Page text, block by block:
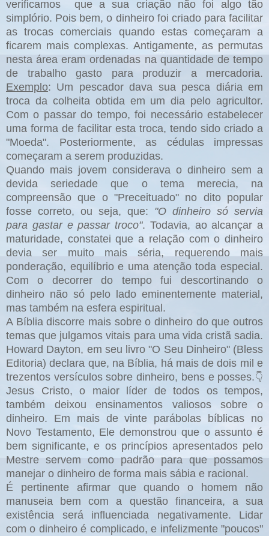
verificamos que a sua criação não foi algo tão
simplório. Pois bem, o dinheiro foi criado para facilitar
as trocas comerciais quando estas começaram a
ficarem mais complexas. Antigamente, as permutas
nesta área eram ordenadas na quantidade de tempo
de trabalho gasto para produzir a mercadoria.
Exemplo: Um pescador dava sua pesca diária em
troca da colheita obtida em um dia pelo agricultor.
Com o passar do tempo, foi necessário estabelecer
uma forma de facilitar esta troca, tendo sido criado a
"Moeda". Posteriormente, as cédulas impressas
começaram a serem produzidas.
Quando mais jovem considerava o dinheiro sem a
devida seriedade que o tema merecia, na
compreensão que o "Preceituado" no dito popular
fosse correto, ou seja, que: "O dinheiro só servia
para gastar e passar troco". Todavia, ao alcançar a
maturidade, constatei que a relação com o dinheiro
devia ser muito mais séria, requerendo mais
ponderação, equilíbrio e uma atenção toda especial.
Com o decorrer do tempo fui descortinando o
dinheiro não só pelo lado eminentemente material,
mas também na esfera espiritual.
A Bíblia discorre mais sobre o dinheiro do que outros
temas que julgamos vitais para uma vida cristã sadia.
Howard Dayton, em seu livro "O Seu Dinheiro" (Bless
Editoria) declara que, na Bíblia, há mais de dois mil e
trezentos versículos sobre dinheiro, bens e posses.👇
Jesus Cristo, o maior líder de todos os tempos,
também deixou ensinamentos valiosos sobre o
dinheiro. Em mais de vinte parábolas bíblicas no
Novo Testamento, Ele demonstrou que o assunto é
bem significante, e os princípios apresentados pelo
Mestre servem como padrão para que possamos
manejar o dinheiro de forma mais sábia e racional.
É pertinente afirmar que quando o homem não
manuseia bem com a questão financeira, a sua
existência será influenciada negativamente. Lidar
com o dinheiro é complicado, e infelizmente "poucos"